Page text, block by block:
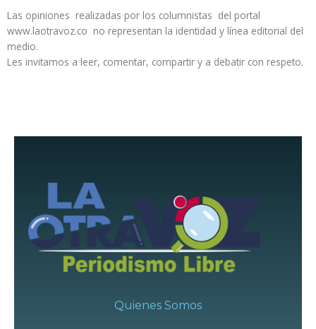
Las opiniones realizadas por los columnistas del portal
www.laotravoz.co no representan la identidad y línea editorial del
medio.
Les invitamos a leer, comentar, compartir y a debatir con respeto.
Quienes Somos